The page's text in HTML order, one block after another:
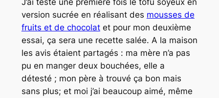
version sucrée en réalisant des mousses de
fruits et de chocolatet pour mon deuxième
essai, ça sera une recette salée. A la maison
les avis étaient partagés : ma mère n’a pas
pu en manger deux bouchées, elle a
détesté ; mon père à trouvé ça bon mais
sans plus; et moi j’ai beaucoup aimé, même